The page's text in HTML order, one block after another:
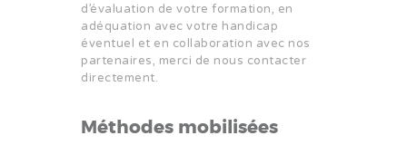
d’évaluation de votre formation, en
adéquation avec votre handicap
éventuel et en collaboration avec nos
partenaires, merci de nous contacter
directement.
Méthodes mobilisées